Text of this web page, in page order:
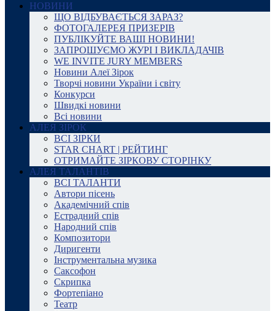
НОВИНИ
ЩО ВІДБУВАЄТЬСЯ ЗАРАЗ?
ФОТОГАЛЕРЕЯ ПРИЗЕРІВ
ПУБЛІКУЙТЕ ВАШІ НОВИНИ!
ЗАПРОШУЄМО ЖУРІ І ВИКЛАДАЧІВ
WE INVITE JURY MEMBERS
Новини Алеї Зірок
Творчі новини України і світу
Конкурси
Швидкі новини
Всі новини
АЛЕЯ ЗІРОК
ВСІ ЗІРКИ
STAR CHART | РЕЙТИНГ
ОТРИМАЙТЕ ЗІРКОВУ СТОРІНКУ
АЛЕЯ ТАЛАНТІВ
ВСІ ТАЛАНТИ
Автори пісень
Академічний спів
Естрадний спів
Народний спів
Композитори
Диригенти
Інструментальна музика
Саксофон
Скрипка
Фортепіано
Театр